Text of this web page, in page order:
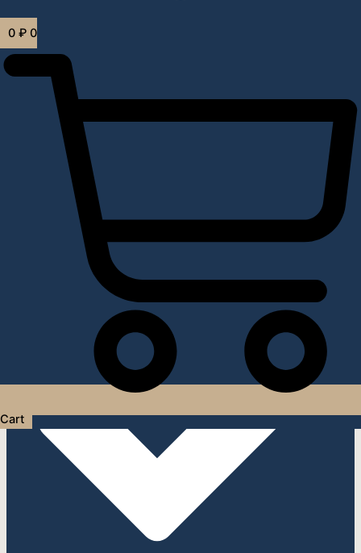
0 ₽ 0
Cart
Услуги дизайнера интерьера